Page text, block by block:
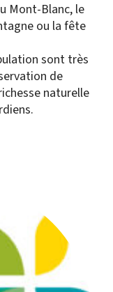
Mont-Blanc, le
ou la fête
sont très
de
naturelle